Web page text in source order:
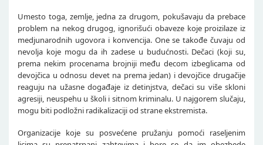
Umesto toga, zemlje, jedna za drugom, pokušavaju da prebace
problem na nekog drugog, ignorišući obaveze koje proizilaze iz
medjunarodnih ugovora i konvencija. One se takođe čuvaju od
nevolja koje mogu da ih zadese u budućnosti. Dečaci (koji su,
prema nekim procenama brojniji među decom izbeglicama od
devojčica u odnosu devet na prema jedan) i devojčice drugačije
reaguju na užasne događaje iz detinjstva, dečaci su više skloni
agresiji, neuspehu u školi i sitnom kriminalu. U najgorem slučaju,
mogu biti podložni radikalizaciji od strane ekstremista.
Organizacije koje su posvećene pružanju pomoći raseljenim